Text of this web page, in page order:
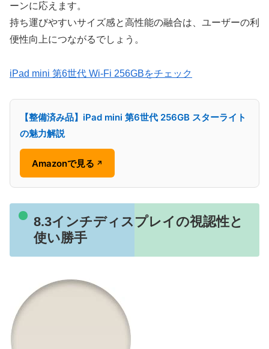
ーンに応えます。
持ち運びやすいサイズ感と高性能の融合は、ユーザーの利
便性向上につながるでしょう。
iPad mini 第6世代 Wi-Fi 256GBをチェック
【整備済み品】iPad mini 第6世代 256GB スターライト
の魅力解説
Amazonで見る ↗
8.3インチディスプレイの視認性と
使い勝手